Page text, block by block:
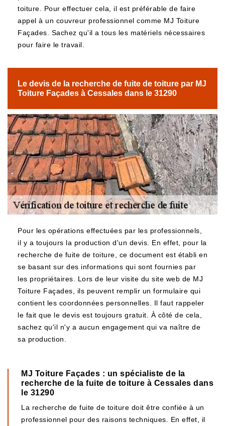
toiture. Pour effectuer cela, il est préférable de faire
appel à un couvreur professionnel comme MJ Toiture
Façades. Sachez qu'il a tous les matériels nécessaires
pour faire le travail.
Le devis de la recherche de fuite de toiture par MJ
Toiture Façades à Cessales dans le 31290
Pour les opérations effectuées par les professionnels,
il y a toujours la production d'un devis. En effet, pour la
recherche de fuite de toiture, ce document est établi en
se basant sur des informations qui sont fournies par
les propriétaires. Lors de leur visite du site web de MJ
Toiture Façades, ils peuvent remplir un formulaire qui
contient les coordonnées personnelles. Il faut rappeler
le fait que le devis est toujours gratuit. À côté de cela,
sachez qu'il n'y a aucun engagement qui va naître de
sa production.
MJ Toiture Façades : un spécialiste de la
recherche de la fuite de toiture à Cessales dans
le 31290
La recherche de fuite de toiture doit être confiée à un
professionnel pour des raisons techniques. En effet, il